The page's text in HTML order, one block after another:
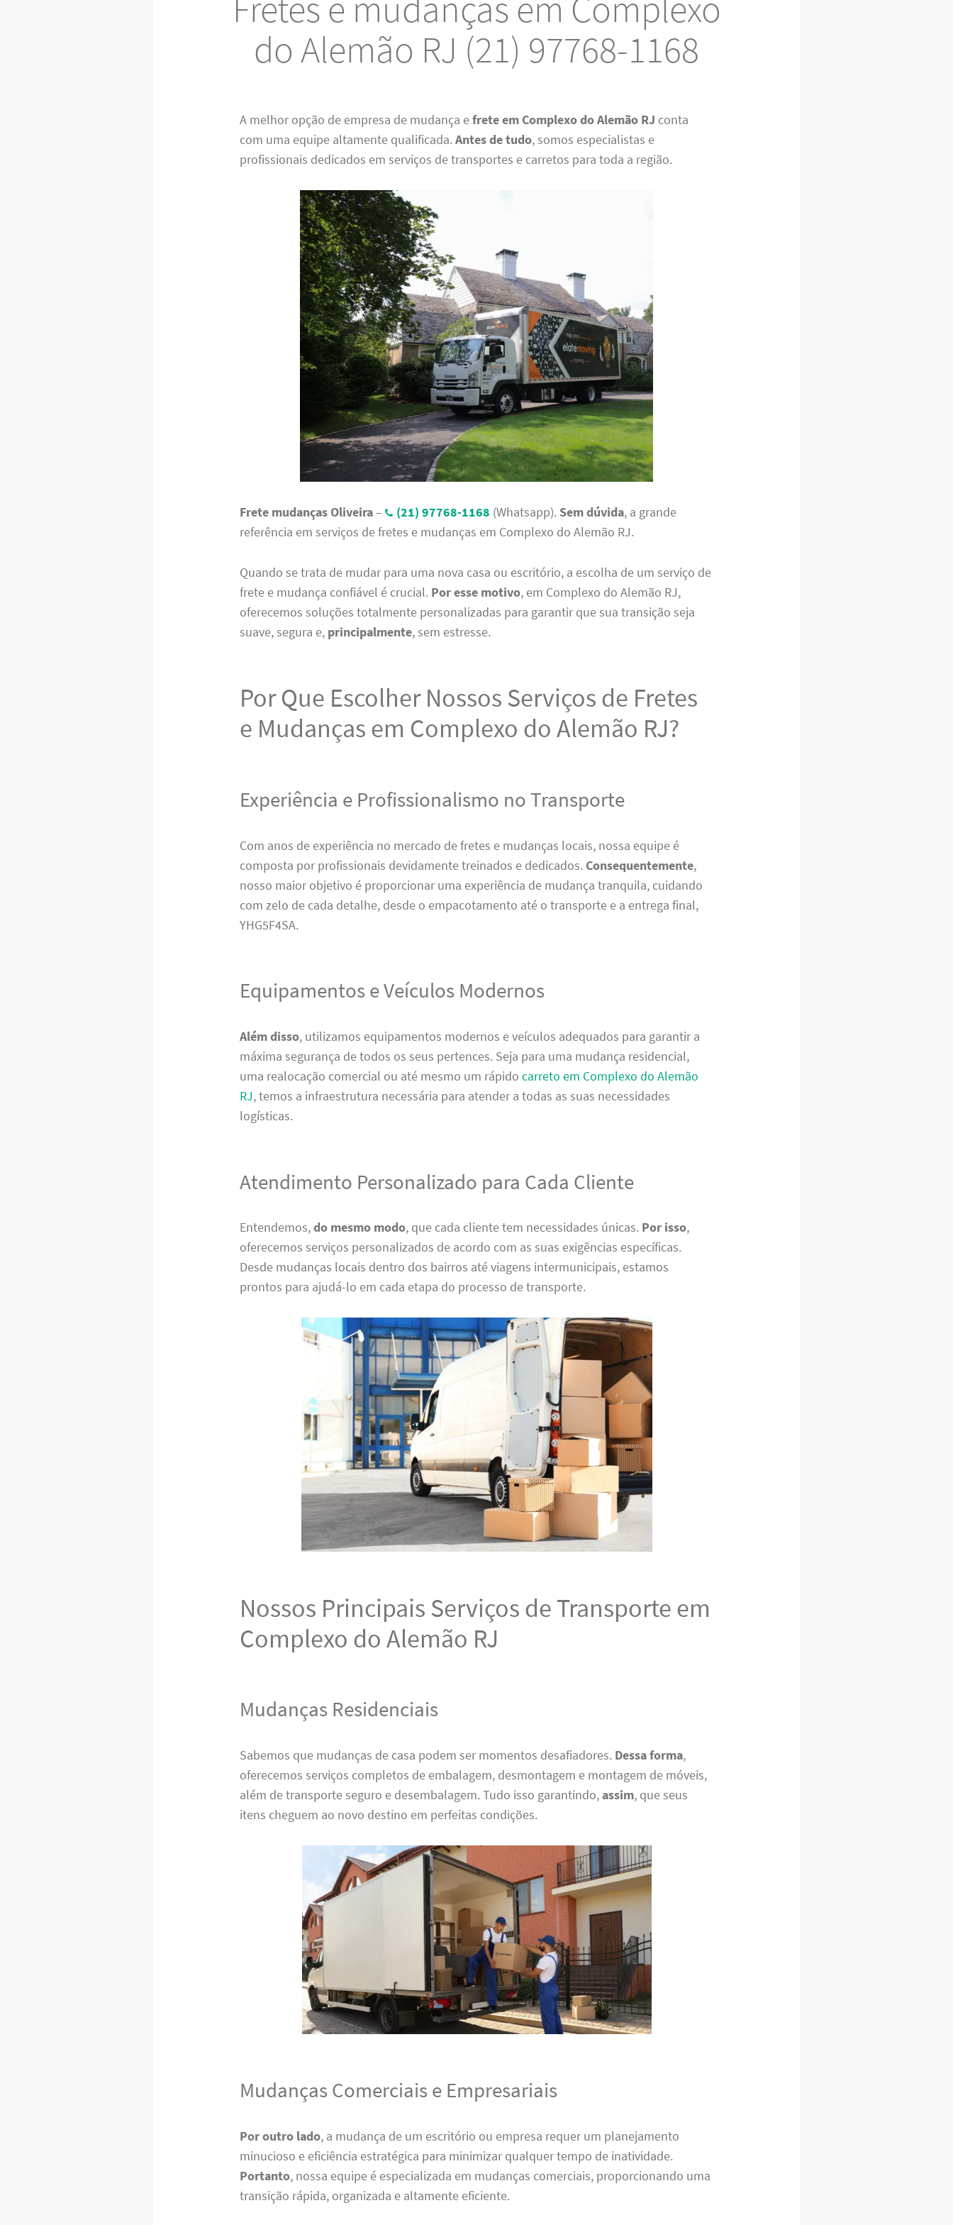
do Alemão RJ (21) 97768-1168
A melhor opção de empresa de mudança efrete em Complexo do Alemão RJ conta
com uma equipe altamente qualificada.Antes de tudo, somos especialistas e
profissionais dedicados em serviços de transportes e carretos para toda a região.
Frete mudanças Oliveira– (21) 97768-1168 (Whatsapp). Sem dúvida, a grande
referência em serviços de fretes e mudanças em Complexo do Alemão RJ.
Quando se trata de mudar para uma nova casa ou escritório, a escolha de um serviço de
frete e mudança confiável é crucial. Por esse motivo, em Complexo do Alemão RJ,
oferecemos soluções totalmente personalizadas para garantir que sua transição seja
suave, segura e, principalmente, sem estresse.
Por Que Escolher Nossos Serviços de Fretes
e Mudanças em Complexo do Alemão RJ?
Experiência e Profissionalismo no Transporte
Com anos de experiência no mercado de fretes e mudanças locais, nossa equipe é
composta por profissionais devidamente treinados e dedicados. Consequentemente,
nosso maior objetivo é proporcionar uma experiência de mudança tranquila, cuidando
com zelo de cada detalhe, desde o empacotamento até o transporte e a entrega final,
YHG5F4SA.
Equipamentos e Veículos Modernos
Além disso, utilizamos equipamentos modernos e veículos adequados para garantir a
máxima segurança de todos os seus pertences. Seja para uma mudança residencial,
uma realocação comercial ou até mesmo um rápidocarreto em Complexo do Alemão
RJ, temos a infraestrutura necessária para atender a todas as suas necessidades
logísticas.
Atendimento Personalizado para Cada Cliente
Entendemos,do mesmo modo, que cada cliente tem necessidades únicas. Por isso,
oferecemos serviços personalizados de acordo com as suas exigências específicas.
Desde mudanças locais dentro dos bairros até viagens intermunicipais, estamos
prontos para ajudá-lo em cada etapa do processo de transporte.
Nossos Principais Serviços de Transporte em
Complexo do Alemão RJ
Mudanças Residenciais
Sabemos que mudanças de casa podem ser momentos desafiadores. Dessa forma,
oferecemos serviços completos de embalagem, desmontagem e montagem de móveis,
além de transporte seguro e desembalagem. Tudo isso garantindo,assim, que seus
itens cheguem ao novo destino em perfeitas condições.
Mudanças Comerciais e Empresariais
Por outro lado, a mudança de um escritório ou empresa requer um planejamento
minucioso e eficiência estratégica para minimizar qualquer tempo de inatividade.
Portanto, nossa equipe é especializada em mudanças comerciais, proporcionando uma
transição rápida, organizada e altamente eficiente.